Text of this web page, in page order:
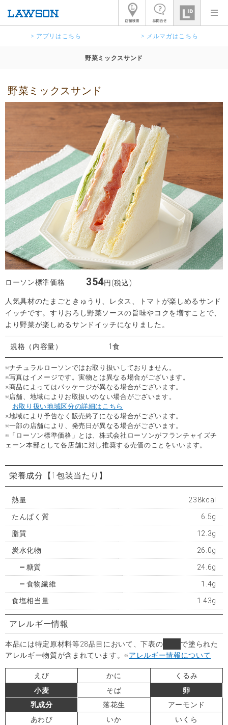
> アプリはこちら > メルマガはこちら
野菜ミックスサンド
野菜ミックスサンド
ローソン標準価格 354円(税込)
人気具材のたまごときゅうり、レタス、トマトが楽しめるサンド
イッチです。すりおろし野菜ソースの旨味やコクを増すことで、
より野菜が楽しめるサンドイッチになりました。
規格（内容量） 1食
※ナチュラルローソンではお取り扱いしておりません。
※写真はイメージです。実物とは異なる場合がございます。
※商品によってはパッケージが異なる場合がございます。
※店舗、地域によりお取扱いのない場合がございます。
お取り扱い地域区分の詳細はこちら
※地域により予告なく販売終了になる場合がございます。
※一部の店舗により、発売日が異なる場合がございます。
※「ローソン標準価格」とは、株式会社ローソンがフランチャイズチ
ェーン本部として各店舗に対し推奨する売価のことをいいます。
栄養成分 【1包装当たり】
熱量 238kcal
たんぱく質 6.5g
脂質 12.3g
炭水化物 26.0g
糖質 24.6g
食物繊維 1.4g
食塩相当量 1.43g
アレルギー情報
本品には特定原材料等28品目において、下表の
で塗られた
アレルギー物質が含まれています。※アレルギー情報について
えび かに
くるみ
小麦
そば
卵
乳成分
落花生
アーモンド
あわび
いか
いくら